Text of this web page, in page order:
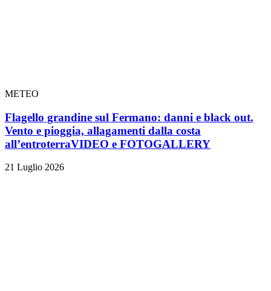
METEO
Flagello grandine sul Fermano: danni e black out.
Vento e pioggia, allagamenti dalla costa
all’entroterraVIDEO e FOTOGALLERY
21 Luglio 2026